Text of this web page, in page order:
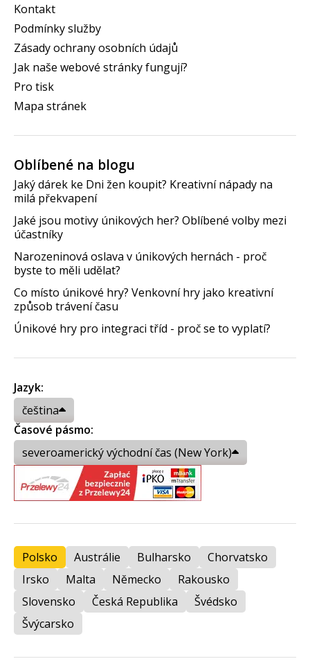
Kontakt
Podmínky služby
Zásady ochrany osobních údajů
Jak naše webové stránky fungují?
Pro tisk
Mapa stránek
Oblíbené na blogu
Jaký dárek ke Dni žen koupit? Kreativní nápady na
milá překvapení
Jaké jsou motivy únikových her? Oblíbené volby mezi
účastníky
Narozeninová oslava v únikových hernách - proč
byste to měli udělat?
Co místo únikové hry? Venkovní hry jako kreativní
způsob trávení času
Únikové hry pro integraci tříd - proč se to vyplatí?
Jazyk:
čeština
Časové pásmo:
severoamerický východní čas (New York)
Polsko Austrálie Bulharsko
Chorvatsko
Irsko
Malta Německo
Rakousko
Slovensko
Česká Republika
Švédsko
Švýcarsko